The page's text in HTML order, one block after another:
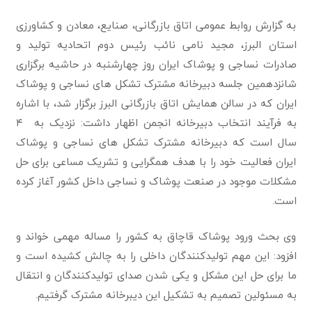
به گزارش روابط عمومی اتاق بازرگانی، صنایع، معادن و کشاورزی
استان البرز، مجید نامی نائب رئیس دوم اتحادیه تولید و
صادرات نساجی و پوشاک ایران روز چهارشنبه در حاشیه برگزاری
شانزدهمین جلسه دبیرخانه مشترک تشکل های نساجی و پوشاک
ایران که در سالن همایش اتاق بازرگانی البرز برگزار شد، با اشاره
به فرآیند انتخاب دبیرخانه انجمن اظهار داشت: نزدیک به ۴
سال است که دبیرخانه مشترک تشکل های نساجی و پوشاک
ایران فعالیت خود را با هدف همگرایی و تشریک مساعی برای حل
مشکلات موجود در صنعت پوشاک و نساجی داخل کشور آغاز کرده
است.
وی بحث ورود پوشاک قاچاق به کشور را مساله مهمی خواند و
افزود: این مهم تولیدکنندگان داخلی را به چالش کشیده است و
ما برای حل این مشکل و یکی شدن صدای تولیدکنندگان و انتقال
به مسئولین تصمیم به تشکیل این دیبرخانه مشترک گرفتیم.